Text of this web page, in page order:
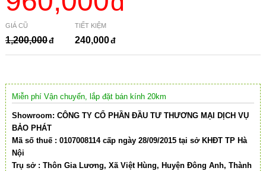
GIÁ CŨ
1,200,000
TIẾT KIỆM
240,000
Miễn phí Vận chuyển, lắp đặt bán kính 20km
Showroom: CÔNG TY CỔ PHẦN ĐẦU TƯ THƯƠNG MẠI DỊCH VỤ
BẢO PHÁT
Mã số thuế : 0107008114 cấp ngày 28/09/2015 tại sở KHĐT TP Hà
Nội
Trụ sở : Thôn Gia Lương, Xã Việt Hùng, Huyện Đông Anh, Thành